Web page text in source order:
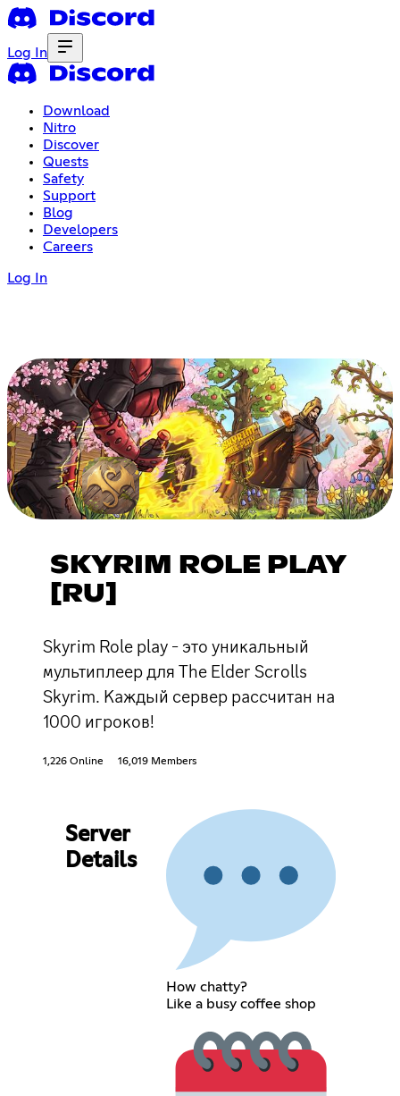
Log In
Download
Nitro
Discover
Quests
Safety
Support
Blog
Developers
Careers
Log In
SKYRIM ROLE PLAY
[RU]
Skyrim Role play - это уникальный
мультиплеер для The Elder Scrolls
Skyrim. Каждый сервер рассчитан на
1000 игроков!
1,226 Online 16,019 Members
Server
Details
How chatty?
Like a busy coffee shop